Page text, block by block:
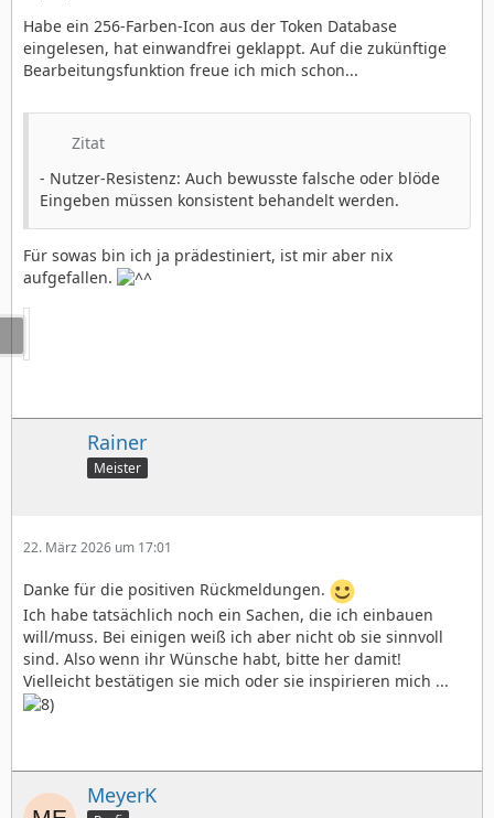
Habe ein 256-Farben-Icon aus der Token Database
eingelesen, hat einwandfrei geklappt. Auf die zukünftige
Bearbeitungsfunktion freue ich mich schon...
Zitat
- Nutzer-Resistenz: Auch bewusste falsche oder blöde
Eingeben müssen konsistent behandelt werden.
Für sowas bin ich ja prädestiniert, ist mir aber nix
aufgefallen.
Rainer
Meister
22. März 2026 um 17:01
Danke für die positiven Rückmeldungen.
Ich habe tatsächlich noch ein Sachen, die ich einbauen
will/muss. Bei einigen weiß ich aber nicht ob sie sinnvoll
sind. Also wenn ihr Wünsche habt, bitte her damit!
Vielleicht bestätigen sie mich oder sie inspirieren mich ...
MeyerK